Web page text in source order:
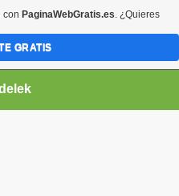
con PaginaWebGratis.es. ¿Quieres
GRATIS